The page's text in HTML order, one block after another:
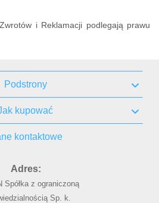
i Reklamacji podlegają prawu
Podstrony
kupować
kontaktowe
Adres:
Spółka z ograniczoną
Sp. k.